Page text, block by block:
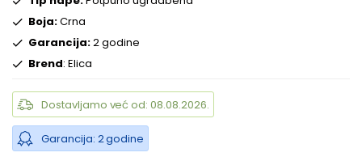
Boja:Crna
Garancija:2 godine
Brend: Elica
Dostavljamo već od: 08.08.2026.
Garancija: 2 godine